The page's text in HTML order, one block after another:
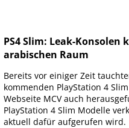
PS4 Slim: Leak-Konsolen
arabischen Raum
Bereits vor einiger Zeit
kommenden PlayStation 4
Webseite MCV auch
PlayStation 4 Slim Modelle
aktuell dafür aufgerufen wird.